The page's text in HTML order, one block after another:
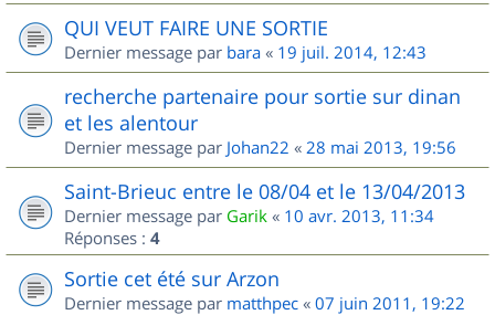
QUI VEUT FAIRE UNE SORTIE
Dernier message par bara « 19 juil. 2014, 12:43
recherche partenaire pour sortie sur dinan
et les alentour
Dernier message par Johan22 « 28 mai 2013, 19:56
Saint-Brieuc entre le 08/04 et le 13/04/2013
Dernier message par Garik « 10 avr. 2013, 11:34
Réponses : 4
Sortie cet été sur Arzon
Dernier message par matthpec « 07 juin 2011, 19:22